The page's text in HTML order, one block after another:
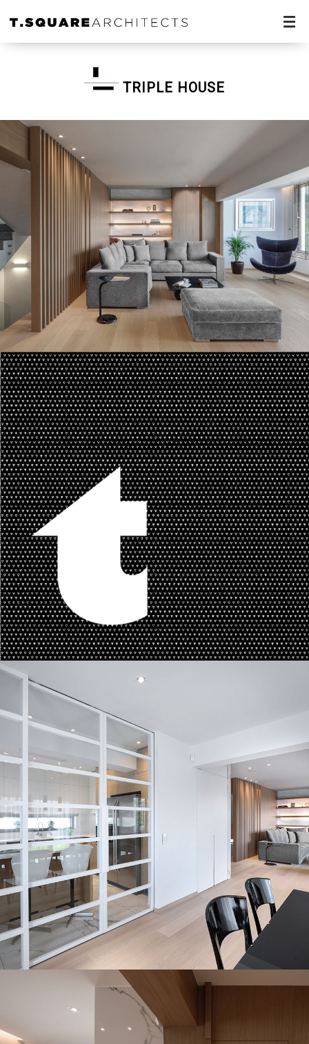
TRIPLE HOUSE